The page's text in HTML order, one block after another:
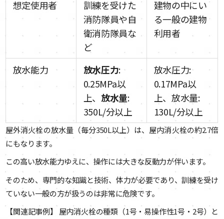
想定使用者
訓練を受けた
消防隊員や自
衛消防隊員な
ど
建物の中にい
る一般の建物
利用者
放水能力 放水圧力:
0.25MPa以
上、 放水量:
350L/分以上
放水圧力:
0.17MPa以
上、放水量:
130L/分以上
屋外消火栓の放水量（毎分350L以上）は、屋内消火栓の約2.7倍
にもなります。
この高い放水能力ゆえに、操作には大きな反動力が伴います。
そのため、専門的な知識と技術、体力が必要であり、訓練を受け
ていない一般の方が扱うのは非常に危険です。
【関連記事例】 屋内消火栓の種類（1号・易操作性1号・2号）と